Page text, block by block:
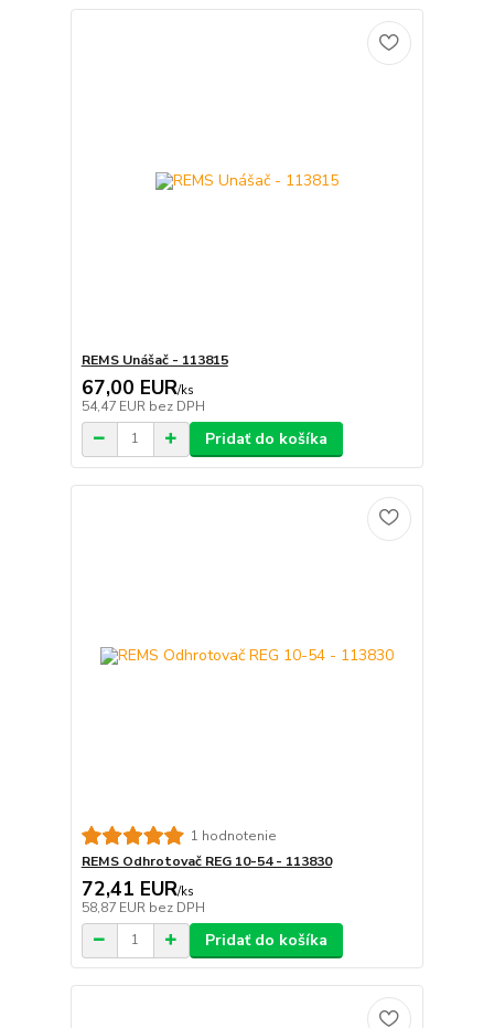
REMS Unášač - 113815
67,00 EUR/ks
54,47 EUR bez DPH
Pridať do košíka
1 hodnotenie
REMS Odhrotovač REG 10-54 - 113830
72,41 EUR/ks
58,87 EUR bez DPH
Pridať do košíka